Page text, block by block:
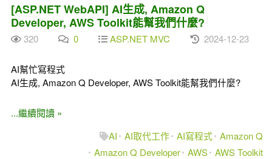
[ASP.NET WebAPI] AI生成, Amazon Q
Developer, AWS Toolkit能幫我們什麼?
320 0 ASP.NET MVC 2024-12-23
AI幫忙寫程式
AI生成, Amazon Q Developer, AWS Toolkit能幫我們什麼?
...繼續閱讀 »
AI
AI取代工作 AI寫程式 Amazon Q
Amazon Q Developer AWS AWS Toolkit